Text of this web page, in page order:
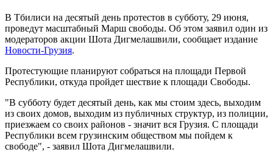
В Тбилиси на десятый день протестов в субботу, 29 июня,
проведут масштабный Марш свободы. Об этом заявил один из
модераторов акции Шота Дигмелашвили, сообщает издание
Новости-Грузия.
Протестующие планируют собраться на площади Первой
Республики, откуда пройдет шествие к площади Свободы.
"В субботу будет десятый день, как мы стоим здесь, выходим
из своих домов, выходим из публичных структур, из полиции,
приезжаем со своих районов - значит вся Грузия. С площади
Республики всем грузинским обществом мы пойдем к
свободе", - заявил Шота Дигмелашвили.